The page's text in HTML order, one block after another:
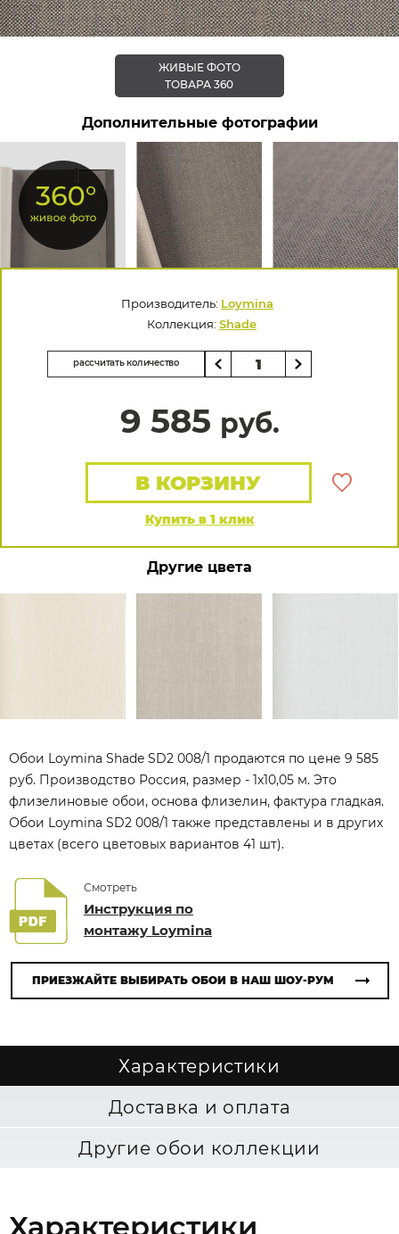
ЖИВЫЕ ФОТО
ТОВАРА 360
Дополнительные фотографии
Производитель: Loymina
Коллекция: Shade
рассчитать количество
9 585 руб.
Купить в 1 клик
В КОРЗИНУ
Другие цвета
Обои Loymina Shade SD2 008/1 продаются по цене 9 585
руб. Производство Россия, размер - 1x10,05 м. Это
флизелиновые обои, основа флизелин, фактура гладкая.
Обои Loymina SD2 008/1 также представлены и в других
цветах (всего цветовых вариантов 41 шт).
Смотреть
Инструкция по
монтажу Loymina
ПРИЕЗЖАЙТЕ ВЫБИРАТЬ ОБОИ В НАШ ШОУ-РУМ
Характеристики
Доставка и оплата
Другие обои коллекции
Характеристики